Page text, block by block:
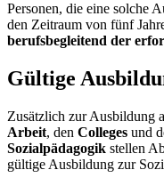
Personen, die eine solche
den Zeitraum von fünf
berufsbegleitend der
Gültige
Zusätzlich zur Ausbildung
Arbeit, den Colleges und
Sozialpädagogik stellen
gültige Ausbildung zur